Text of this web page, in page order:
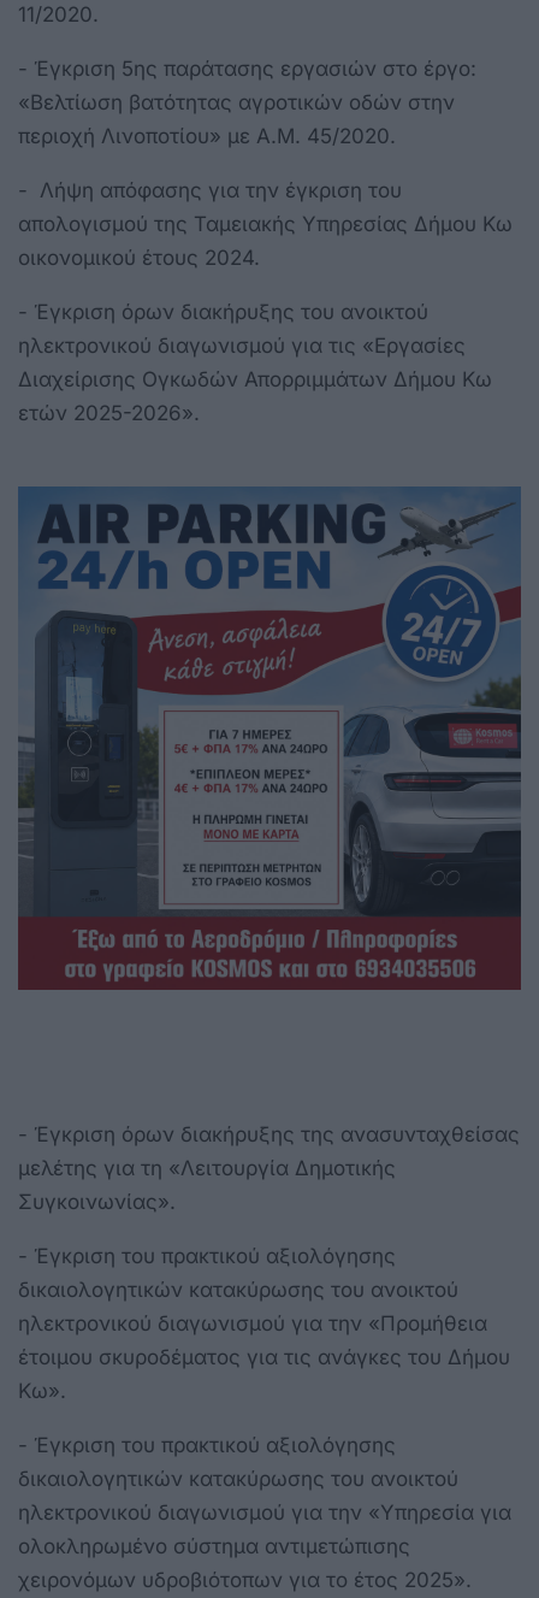
11/2020.
- Έγκριση 5ης παράτασης εργασιών στο έργο:
«Βελτίωση βατότητας αγροτικών οδών στην
περιοχή Λινοποτίου» με Α.Μ. 45/2020.
- Λήψη απόφασης για την έγκριση του
απολογισμού της Ταμειακής Υπηρεσίας Δήμου Κω
οικονομικού έτους 2024.
- Έγκριση όρων διακήρυξης του ανοικτού
ηλεκτρονικού διαγωνισμού για τις «Εργασίες
Διαχείρισης Ογκωδών Απορριμμάτων Δήμου Κω
ετών 2025-2026».
- Έγκριση όρων διακήρυξης της ανασυνταχθείσας
μελέτης για τη «Λειτουργία Δημοτικής
Συγκοινωνίας».
- Έγκριση του πρακτικού αξιολόγησης
δικαιολογητικών κατακύρωσης του ανοικτού
ηλεκτρονικού διαγωνισμού για την «Προμήθεια
έτοιμου σκυροδέματος για τις ανάγκες του Δήμου
Κω».
- Έγκριση του πρακτικού αξιολόγησης
δικαιολογητικών κατακύρωσης του ανοικτού
ηλεκτρονικού διαγωνισμού για την «Υπηρεσία για
ολοκληρωμένο σύστημα αντιμετώπισης
χειρονόμων υδροβιότοπων για το έτος 2025».